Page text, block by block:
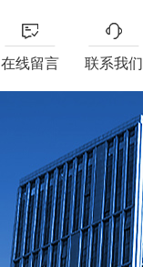
在线留言 联系我们